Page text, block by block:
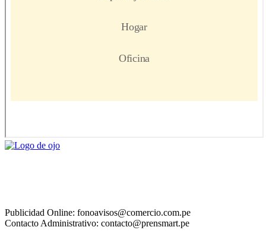
Publicidad Online: fonoavisos@comercio.com.pe
Contacto Administrativo: contacto@prensmart.pe